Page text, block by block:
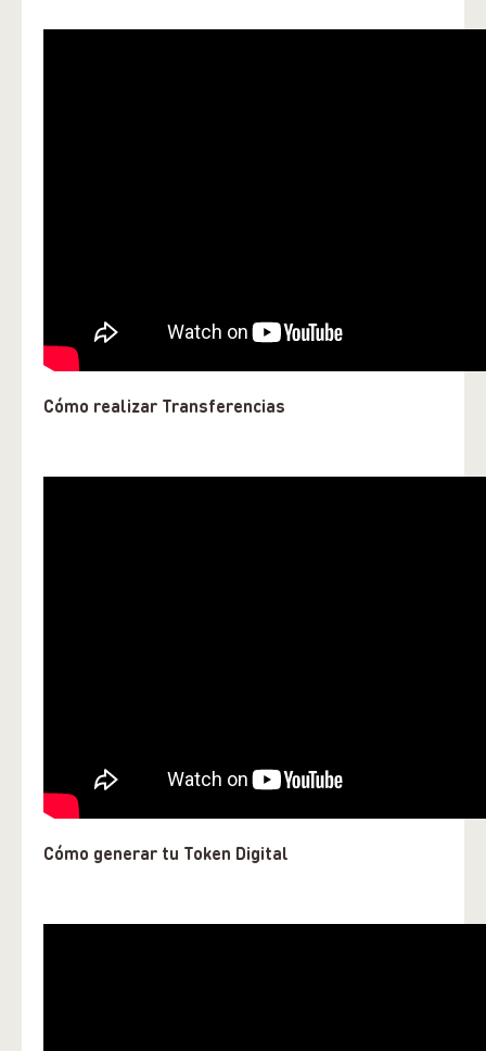
Cómo realizar Transferencias
Cómo generar tu Token Digital